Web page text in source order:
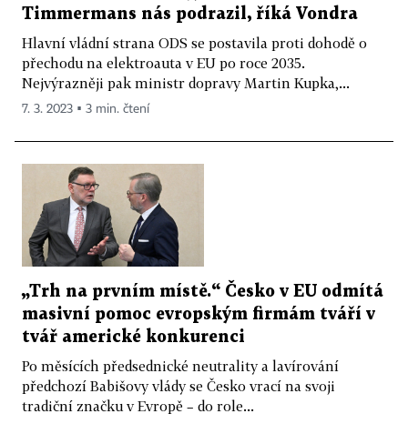
Timmermans nás podrazil, říká Vondra
Hlavní vládní strana ODS se postavila proti dohodě o
přechodu na elektroauta v EU po roce 2035.
Nejvýrazněji pak ministr dopravy Martin Kupka,...
7. 3. 2023 ▪ 3 min. čtení
„Trh na prvním místě.“ Česko v EU odmítá
masivní pomoc evropským firmám tváří v
tvář americké konkurenci
Po měsících předsednické neutrality a lavírování
předchozí Babišovy vlády se Česko vrací na svoji
tradiční značku v Evropě – do role...